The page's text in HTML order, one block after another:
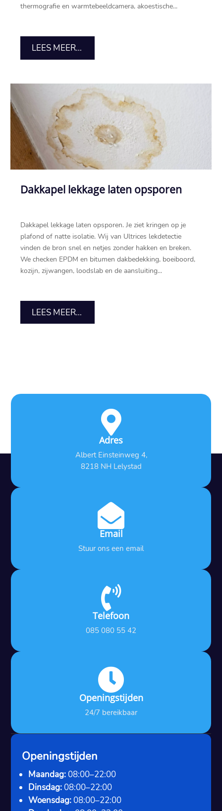
thermografie en warmtebeeldcamera, akoestische...
LEES MEER...
Dakkapel lekkage laten opsporen
Dakkapel lekkage laten opsporen.​ Je ziet kringen op je
plafond of natte isolatie.​ Wij van Ultrices lekdetectie
vinden de bron snel en netjes zonder hakken en breken.​
We checken EPDM en bitumen dakbedekking, boeiboord,
kozijn, zijwangen, loodslab en de aansluiting...
LEES MEER...

Adres
Albert Einsteinweg 4,
8218 NH Lelystad

Email
Stuur ons een email

Telefoon
085 080 55 42

Openingstijden
24/7 bereikbaar
Openingstijden
Maandag: 08:00–22:00
Dinsdag: 08:00–22:00
Woensdag: 08:00–22:00